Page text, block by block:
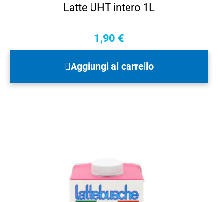
Latte UHT intero 1L
1,90 €
Aggiungi al carrello